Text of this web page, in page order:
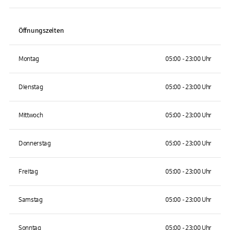
Öffnungszeiten
Montag 05:00 - 23:00 Uhr
Dienstag 05:00 - 23:00 Uhr
Mittwoch 05:00 - 23:00 Uhr
Donnerstag 05:00 - 23:00 Uhr
Freitag 05:00 - 23:00 Uhr
Samstag 05:00 - 23:00 Uhr
Sonntag 05:00 - 23:00 Uhr